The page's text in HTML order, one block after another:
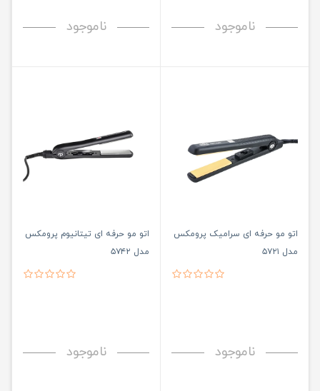
ناموجود ناموجود
اتو مو حرفه ای سرامیک پرومکس
مدل ۵۷۲۱
ناموجود
اتو مو حرفه ای تیتانیوم پرومکس
مدل ۵۷۴۲
ناموجود